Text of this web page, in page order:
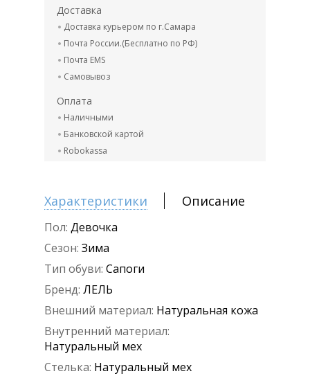
Доставка
Доставка курьером по г.Самара
Почта России.(Бесплатно по РФ)
Почта EMS
Самовывоз
Оплата
Наличными
Банковской картой
Robokassa
Характеристики Описание
Пол: Девочка
Сезон: Зима
Тип обуви: Сапоги
Бренд: ЛЕЛЬ
Внешний материал: Натуральная кожа
Внутренний материал:
Натуральный мех
Стелька: Натуральный мех